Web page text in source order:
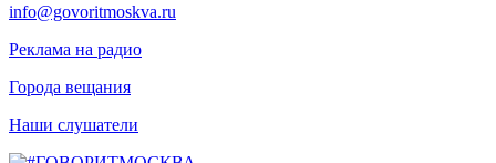
info@govoritmoskva.ru
Реклама на радио
Города вещания
Наши слушатели